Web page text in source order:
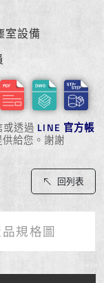
室設備
透過 LINE 官方帳
給您。謝謝
回列表
規格圖